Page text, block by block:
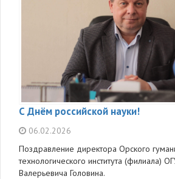
С Днём российской науки!
06.02.2026
Поздравление директора Орского
технологического института (филиала)
Валерьевича Головина.